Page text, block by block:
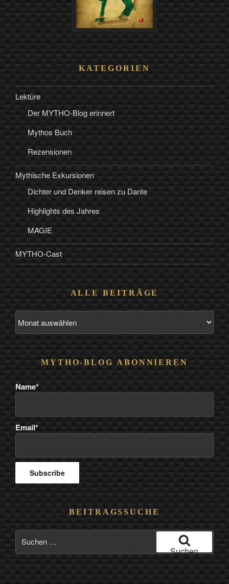
KATEGORIEN
Lektüre
Der MYTHO-Blog erinnert
Mythos Buch
Rezensionen
Mythische Exkursionen
Dichter und Denker reisen zu Dante
Highlights des Jahres
MAGIE
MYTHO-Cast
ALLE BEITRÄGE
Beiträge
MYTHO-BLOG ABONNIEREN
Name*
Email*
BEITRAGSSUCHE
nach:
Suchen